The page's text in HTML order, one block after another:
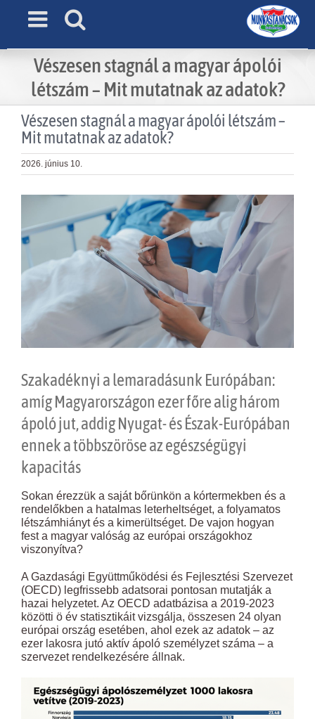
Vészesen stagnál a magyar ápolói
létszám – Mit mutatnak az adatok?
Vészesen stagnál a magyar ápolói létszám –
Mit mutatnak az adatok?
2026. június 10.
Image
Szakadéknyi a lemaradásunk Európában:
amíg Magyarországon ezer főre alig három
ápoló jut, addig Nyugat- és Észak-Európában
ennek a többszöröse az egészségügyi
kapacitás
Sokan érezzük a saját bőrünkön a kórtermekben és a
rendelőkben a hatalmas leterheltséget, a folyamatos
létszámhiányt és a kimerültséget. De vajon hogyan
fest a magyar valóság az európai országokhoz
viszonyítva?
A Gazdasági Együttműködési és Fejlesztési Szervezet
(OECD) legfrissebb adatsorai pontosan mutatják a
hazai helyzetet. Az OECD adatbázisa a 2019-2023
közötti ö év statisztikáit vizsgálja, összesen 24 olyan
európai ország esetében, ahol ezek az adatok – az
ezer lakosra jutó aktív ápoló személyzet száma – a
szervezet rendelkezésére állnak.